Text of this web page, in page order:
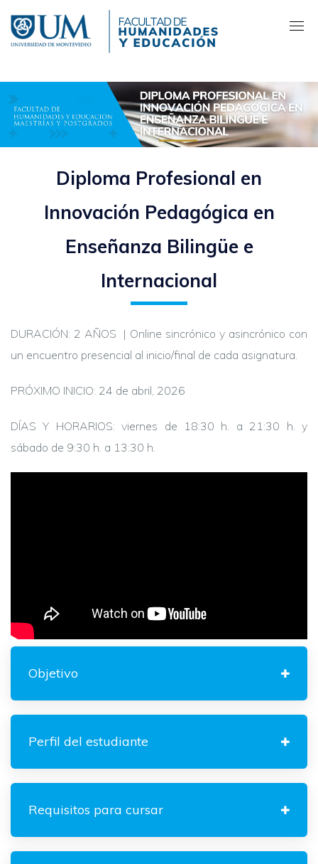
contenido
principal
Diploma Profesional en
Innovación Pedagógica en
Enseñanza Bilingüe e
Internacional
DURACIÓN: 2 AÑOS | Online sincrónico y asincrónico con
un encuentro presencial al inicio/final de cada asignatura.
PRÓXIMO INICIO: 24 de abril, 2026
DÍAS Y HORARIOS: viernes de 18:30 h. a 21:30 h. y
sábado de 9:30 h. a 13:30 h.
Objetivo
Perfil del estudiante
Requisitos para cursar